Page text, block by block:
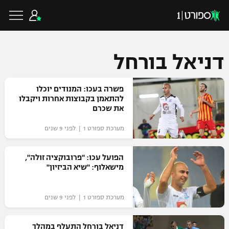
כדורגל ישראלי
ליגת העל
גביע הטוטו
ליגיונרים
גביע המדינה
כדורגל עולמי
ליגת האלופות
ליגה אירופית
ליגה אנגלית
כדורסל ישראלי
ליגת ווינר סל
ליגה לאומית
כדורסל עולמי
דניאל בורחל
פשרה בעכו: המנודים יוכלו
להתאמן בקבוצות אחרות ויקבלו
את שכרם
מערכת ספורט 1 | לפני 9 שנים
הפועל עכו: "פרובוקציה זולה",
מישאלוף: "שיא הביזיון"
מערכת ספורט 1 | לפני 9 שנים
דניאל בורחל התעלף במהלך